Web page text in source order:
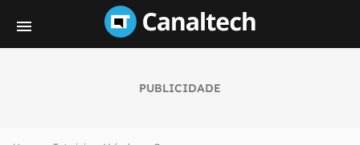
PUBLICIDADE